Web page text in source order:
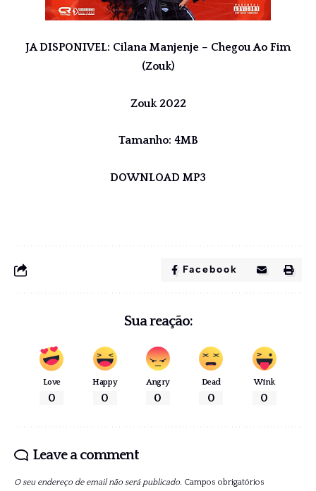
JA DISPONIVEL: Cilana Manjenje – Chegou Ao Fim
(Zouk)
Zouk 2022
Tamanho: 4MB
DOWNLOAD MP3
Facebook
Sua reação:
Love
0
Happy
0
Angry
0
Dead
0
Wink
0
Leave a comment
O seu endereço de email não será publicado. Campos obrigatórios